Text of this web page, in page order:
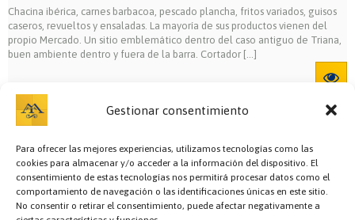
Gestionar consentimiento
Para ofrecer las mejores experiencias, utilizamos tecnologías como las
cookies para almacenar y/o acceder a la información del dispositivo. El
consentimiento de estas tecnologías nos permitirá procesar datos como el
comportamiento de navegación o las identificaciones únicas en este sitio.
No consentir o retirar el consentimiento, puede afectar negativamente a
Chacina ibérica, carnes barbacoa, pescado plancha, fritos variados, guisos
caseros, revueltos y ensaladas. La mayoría de sus productos vienen del
propio Mercado. Un sitio emblemático dentro del caso antiguo de Triana,
buen ambiente dentro y fuera de la barra. Cortador […]